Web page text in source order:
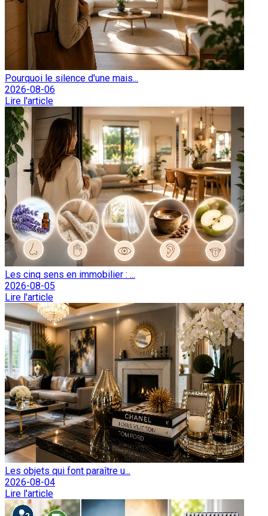
Pourquoi le silence d'une mais...
2026-08-06
Lire l'article
Les cinq sens en immobilier : ...
2026-08-05
Lire l'article
Les objets qui font paraître u...
2026-08-04
Lire l'article